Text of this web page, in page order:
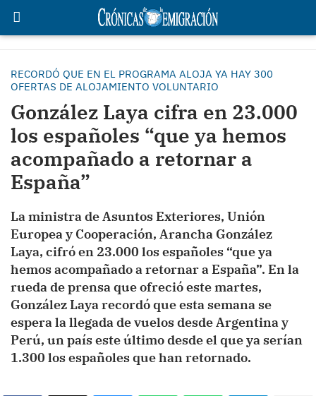
RECORDÓ QUE EN EL PROGRAMA ALOJA YA HAY 300
OFERTAS DE ALOJAMIENTO VOLUNTARIO
González Laya cifra en 23.000
los españoles “que ya hemos
acompañado a retornar a
España”
La ministra de Asuntos Exteriores, Unión
Europea y Cooperación, Arancha González
Laya, cifró en 23.000 los españoles “que ya
hemos acompañado a retornar a España”. En la
rueda de prensa que ofreció este martes,
González Laya recordó que esta semana se
espera la llegada de vuelos desde Argentina y
Perú, un país este último desde el que ya serían
1.300 los españoles que han retornado.